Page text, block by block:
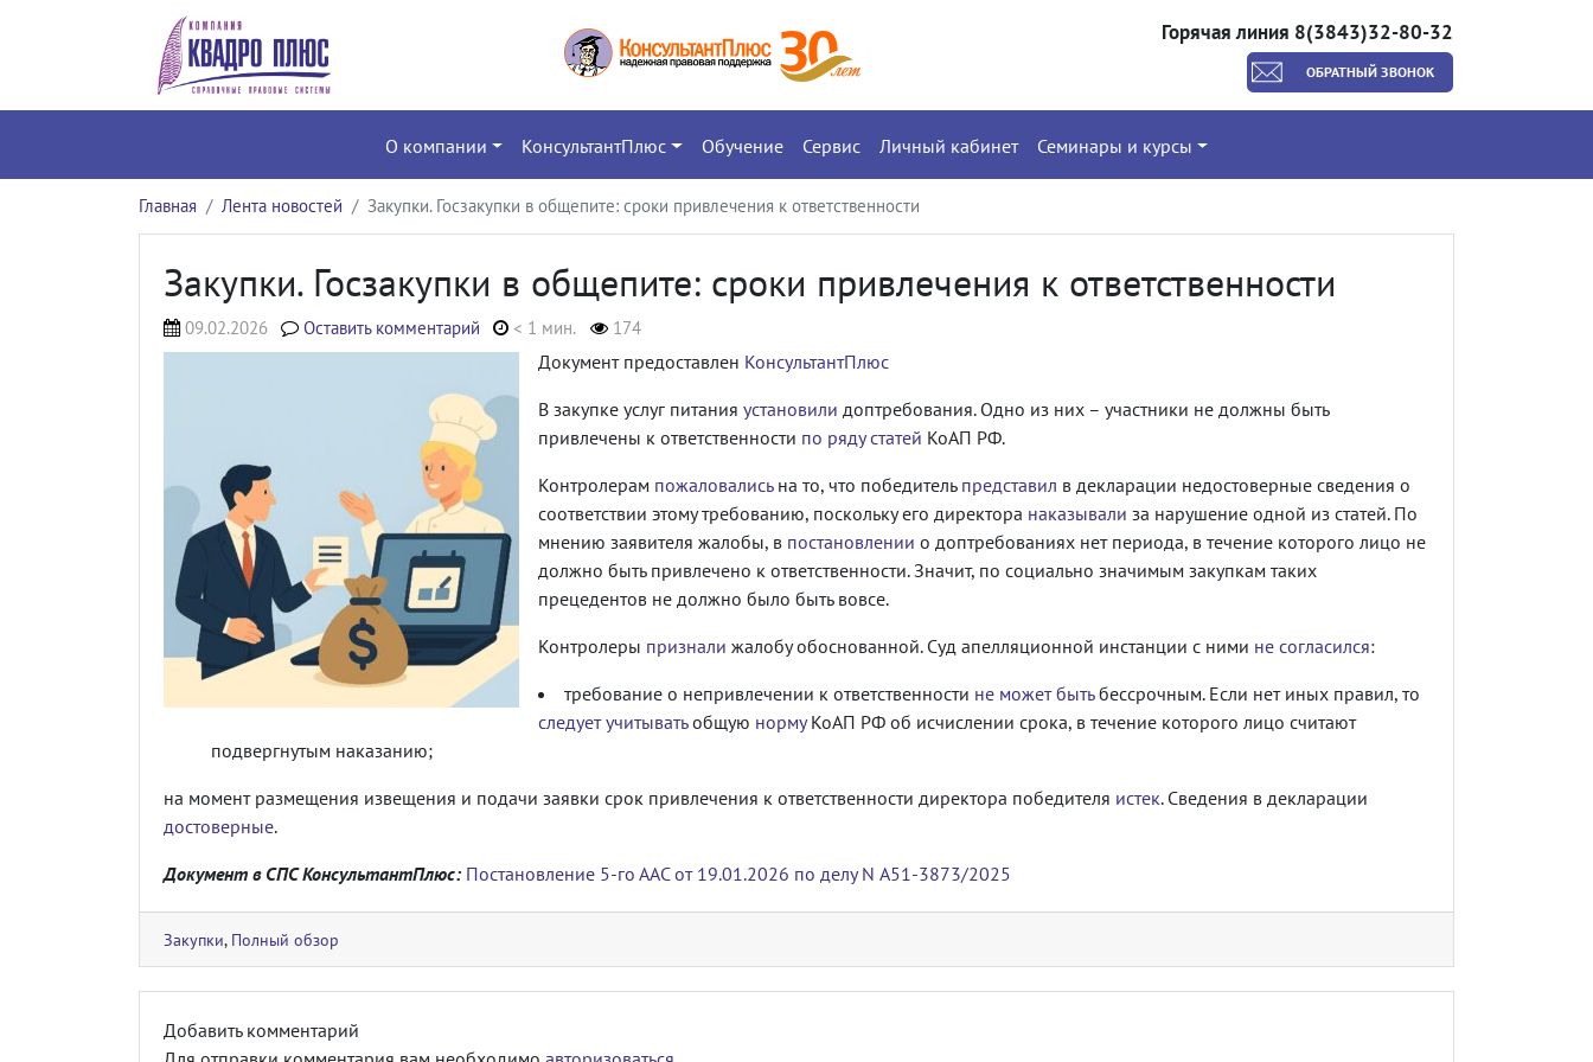
Горячая линия 8(3843)32-80-32
ОБРАТНЫЙ ЗВОНОК
О компании КонсультантПлюс Обучение Сервис Личный кабинет Семинары и курсы
Главная Лента новостей Закупки. Госзакупки в общепите: сроки привлечения к ответственности
Закупки. Госзакупки в общепите: сроки привлечения к ответственности
09.02.2026 Оставить комментарий < 1 мин. 174
Документ предоставлен КонсультантПлюс
В закупке услуг питания установили доптребования. Одно из них – участники не должны быть
привлечены к ответственности по ряду статей КоАП РФ.
Контролерам пожаловалисьна то, что победитель представил в декларации недостоверные сведения о
соответствии этому требованию, поскольку его директора наказывали за нарушение одной из статей. По
мнению заявителя жалобы, в постановлении о доптребованиях нет периода, в течение которого лицо не
должно быть привлечено к ответственности. Значит, по социально значимым закупкам таких
прецедентов не должно было быть вовсе.
Контролеры признали жалобу обоснованной. Суд апелляционной инстанции с ними не согласился:
требование о непривлечении к ответственности не может бытьбессрочным. Если нет иных правил, то
следует учитыватьобщую нормуКоАП РФ об исчислении срока, в течение которого лицо считают
подвергнутым наказанию;
на момент размещения извещения и подачи заявки срок привлечения к ответственности директора победителя истек. Сведения в декларации
достоверные.
Документ в СПС КонсультантПлюс: Постановление 5-го ААС от 19.01.2026 по делу N А51-3873/2025
Закупки, Полный обзор
Добавить комментарий